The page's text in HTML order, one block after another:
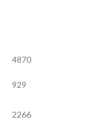
4870
929
2266